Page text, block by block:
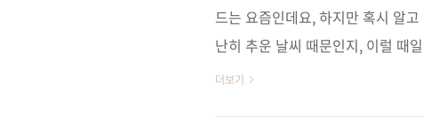
드는 요즘인데요, 하지만 혹시 알
난히 추운 날씨 때문인지, 이럴 때
피어 있는 골목길 풍경이 더욱 그
더보기